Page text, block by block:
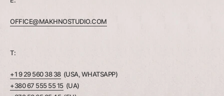
OFFICE@MAKHNOSTUDIO.COM
T:
+1 9 29 560 38 38(USA, WHATSAPP)
+380 67 555 55 15(UA)